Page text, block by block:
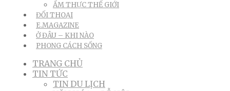
ẨM THỰC THẾ GIỚI
ĐỐI THOẠI
E.MAGAZINE
Ở ĐÂU – KHI NÀO
PHONG CÁCH SỐNG
TRANG CHỦ
TIN TỨC
TIN DU LỊCH